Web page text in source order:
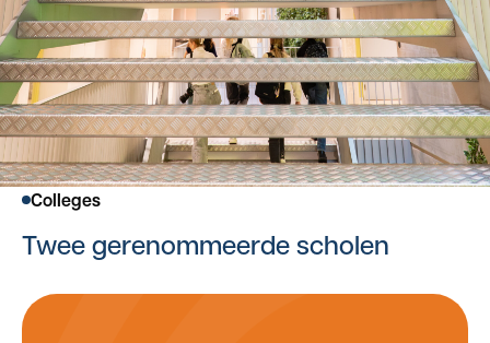
Colleges
Twee gerenommeerde scholen